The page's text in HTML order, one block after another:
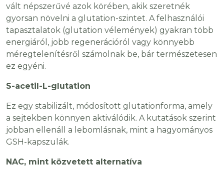
vált népszerűvé azok körében, akik szeretnék
gyorsan növelni a glutation-szintet. A felhasználói
tapasztalatok (glutation vélemények) gyakran több
energiáról, jobb regenerációról vagy könnyebb
méregtelenítésről számolnak be, bár természetesen
ez egyéni.
S-acetil-L-glutation
Ez egy stabilizált, módosított glutationforma, amely
a sejtekben könnyen aktiválódik. A kutatások szerint
jobban ellenáll a lebomlásnak, mint a hagyományos
GSH-kapszulák.
NAC, mint közvetett alternatíva